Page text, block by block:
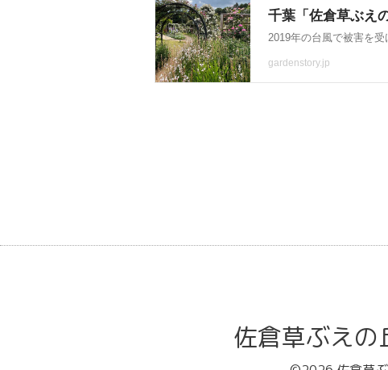
佐倉草ぶえ